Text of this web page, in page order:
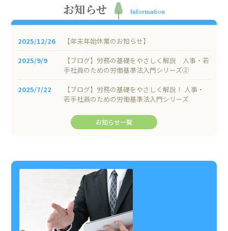
お知らせ Information
2025/12/26
【年末年始休業のお知らせ】
2025/9/9
【ブログ】労務の基礎をやさしく解説 人事・若
手社員のための労働基準法入門シリーズ②
2025/7/22
【ブログ】労務の基礎をやさしく解説！ 人事・
若手社員のための労働基準法入門シリーズ
お知らせ一覧